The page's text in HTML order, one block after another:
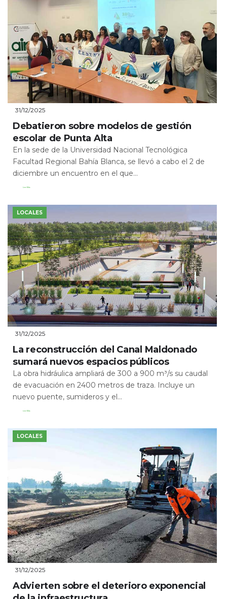
31/12/2025
Debatieron sobre modelos de gestión
escolar de Punta Alta
En la sede de la Universidad Nacional Tecnológica
Facultad Regional Bahía Blanca, se llevó a cabo el 2 de
diciembre un encuentro en el que...
Leer Más
LOCALES
31/12/2025
La reconstrucción del Canal Maldonado
sumará nuevos espacios públicos
La obra hidráulica ampliará de 300 a 900 m³/s su caudal
de evacuación en 2400 metros de traza. Incluye un
nuevo puente, sumideros y el...
Leer Más
LOCALES
31/12/2025
Advierten sobre el deterioro exponencial